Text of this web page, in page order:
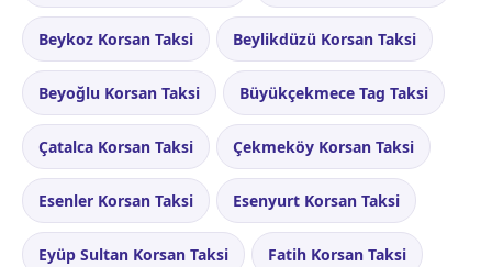
Beykoz Korsan Taksi Beylikdüzü Korsan Taksi
Beyoğlu Korsan Taksi Büyükçekmece Tag Taksi
Çatalca Korsan Taksi Çekmeköy Korsan Taksi
Esenler Korsan Taksi Esenyurt Korsan Taksi
Eyüp Sultan Korsan Taksi Fatih Korsan Taksi